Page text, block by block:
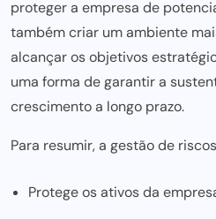
proteger a empresa de
também criar um ambiente
alcançar os objetivos
uma forma de garantira
crescimento a longo prazo.
Para resumir, a gestão de
Protege os ativos da